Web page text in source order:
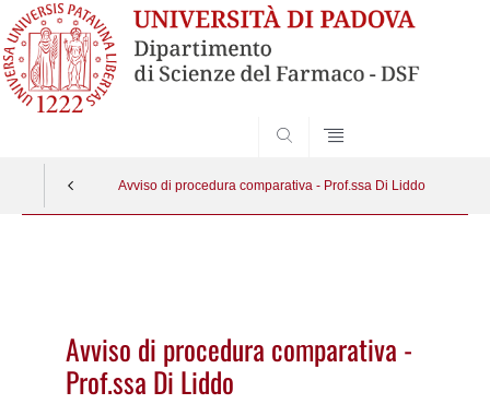
Avviso di procedura comparativa - Prof.ssa Di Liddo
Avviso di procedura comparativa -
Prof.ssa Di Liddo